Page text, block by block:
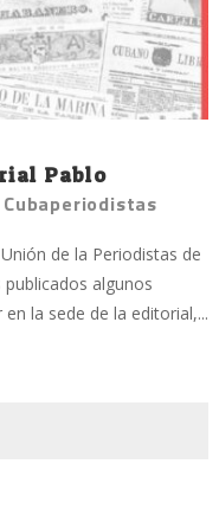
Pablo
de la Periodistas de
algunos
la sede de la editorial,...